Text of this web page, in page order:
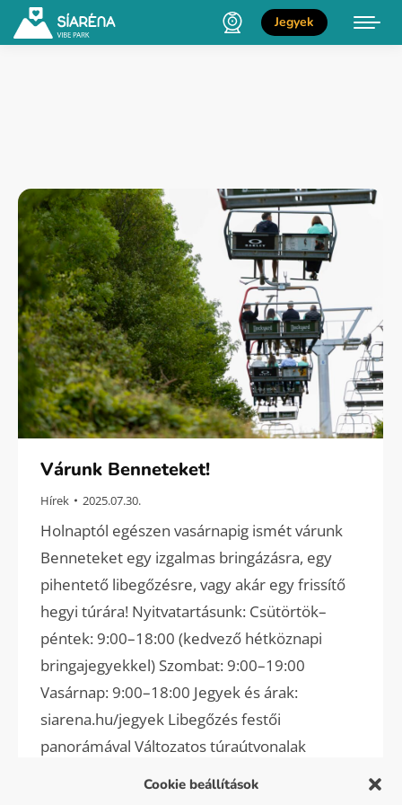
Cookie beállítások
Jegyek
Várunk Benneteket!
Hírek 2025.07.30.
Holnaptól egészen vasárnapig ismét várunk
Benneteket egy izgalmas bringázásra, egy
pihentető libegőzésre, vagy akár egy frissítő
hegyi túrára! Nyitvatartásunk: Csütörtök–
péntek: 9:00–18:00 (kedvező hétköznapi
bringajegyekkel) Szombat: 9:00–19:00
Vasárnap: 9:00–18:00 Jegyek és árak:
siarena.hu/jegyek Libegőzés festői
panorámával Változatos túraútvonalak
Vezetett e-bike túrák Holle Anyó Étterem